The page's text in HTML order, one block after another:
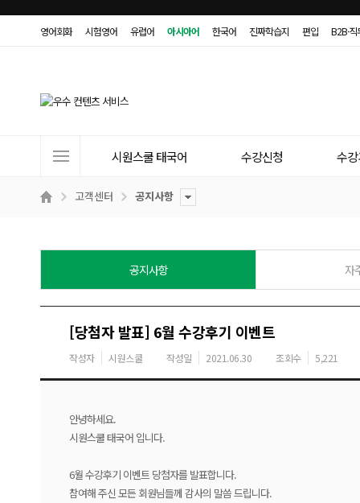
영어회화 시험영어 유럽어 아시아어 한국어 진짜학습지 편입 B2B·
트
시원스쿨 태국어 수강신청 수
고객센터 공지사항
공지사항 자
[당첨자 발표] 6월 수강후기 이벤트
작성자 시원스쿨 작성일 2021.06.30 조회수 5,221
안녕하세요.
시원스쿨 태국어 입니다.
6월 수강후기 이벤트 당첨자를 발표합니다.
참여해 주신 모든 회원님들께 감사의 말씀 드립니다.